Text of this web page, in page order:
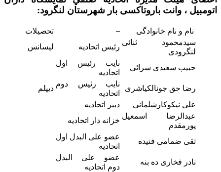
اتومبیل ، وانت باروتاکسی بار شهرستان لنگرود:
نام و نام خانوادگی –
تحصیلات
سیدمحمود ثنائی
لنگرودی
رئیس اتحادیه لیسانس
حبیب سعیدی سرائی
نایب رئیس اول
اتحادیه
رضا حق جونالکیاشری
نایب رئیس دوم
اتحادیه
دیپلم
علی نیکوکارشلمانی
دبیر اتحادیه
عبدالرضا اسمعیل
پورمقدم
خزانه دار اتحادیه
تقی ضمامی فتیده
عضو علی البدل اول
اتحادیه
نادر فخاری ده بنه
عضو علی البدل
دوم اتحادیه